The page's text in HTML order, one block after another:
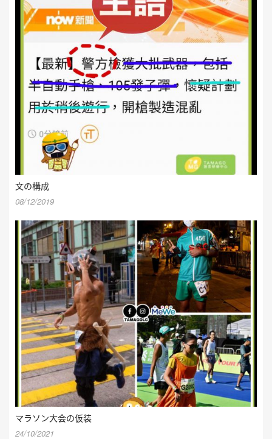
文の構成
08/12/2019
マラソン大会の仮装
24/10/2021